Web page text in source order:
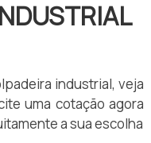
industrial, veja
uma cotação agora
a sua escolha